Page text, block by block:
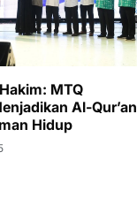
MTQ
Al-Qur’an
Hidup